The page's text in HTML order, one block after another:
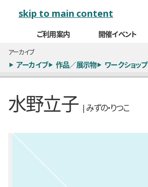
skip to main content
ご利用案内 開催イベント
アーカイブ
アーカイブ 作品／展示物 ワークショップ
水野立子 | みずの・りつこ